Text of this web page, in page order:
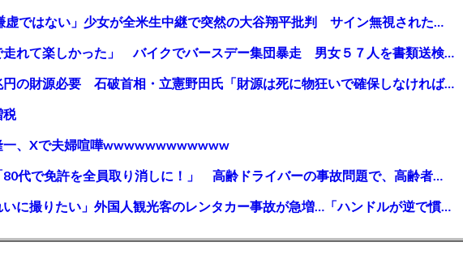
【MLB】「大谷は謙虚ではない」少女が全米生中継で突然の大谷翔平批判 サイン無視された過去明かす
【千葉】「みんなで走れて楽しかった」 バイクでバースデー集団暴走 男女５７人を書類送検 SNSで参加者募る
ガソリン減税、１兆円の財源必要 石破首相・立憲野田氏「財源は死に物狂いで確保しなければならない」「本当に死に物狂いで」
一、Xで夫婦喧嘩wwwwwwwwwwww
【芸能】高橋真麻「80代で免許を全員取り消しに！」 高齢ドライバーの事故問題で、高齢者の運転免許取り消し法を提案
【🗻】「富士山きれいに撮りたい」外国人観光客のレンタカー事故が急増…「ハンドルが逆で慣れず」、道の狭さも